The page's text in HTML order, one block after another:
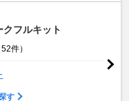
クフルキット
52件）
す